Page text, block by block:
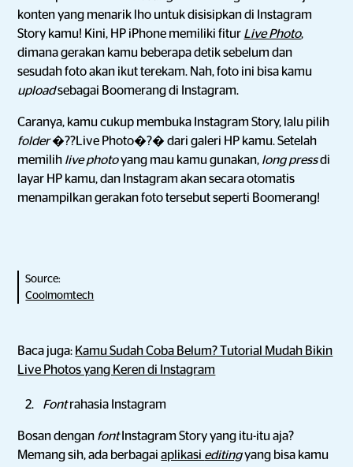
konten yang menarik lho untuk disisipkan di Instagram
Story kamu! Kini, HP iPhone memiliki fitur Live Photo,
dimana gerakan kamu beberapa detik sebelum dan
sesudah foto akan ikut terekam. Nah, foto ini bisa kamu
uploadsebagai Boomerang di Instagram.
Caranya, kamu cukup membuka Instagram Story, lalu pilih
folder�??Live Photo�?� dari galeri HP kamu. Setelah
memilih live photoyang mau kamu gunakan, long pressdi
layar HP kamu, dan Instagram akan secara otomatis
menampilkan gerakan foto tersebut seperti Boomerang!
Source:
Coolmomtech
Baca juga: Kamu Sudah Coba Belum? Tutorial Mudah Bikin
Live Photos yang Keren di Instagram
Fontrahasia Instagram
Bosan dengan font Instagram Story yang itu-itu aja?
Memang sih, ada berbagaiaplikasi editingyang bisa kamu